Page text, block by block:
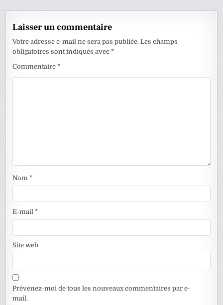
Laisser un commentaire
Votre adresse e-mail ne sera pas publiée. Les champs
obligatoires sont indiqués avec*
Commentaire*
Nom*
E-mail*
Site web
Prévenez-moi de tous les nouveaux commentaires par e-
mail.